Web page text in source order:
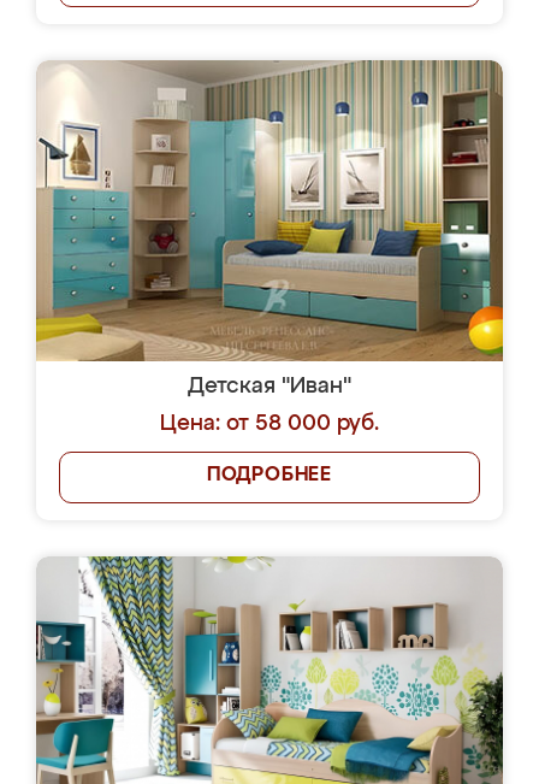
Детская "Иван"
Цена: от 58 000 руб.
ПОДРОБНЕЕ